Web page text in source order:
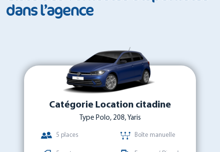
dans l’agence
Catégorie Location citadine
Type Polo, 208, Yaris
5 places Boîte manuelle